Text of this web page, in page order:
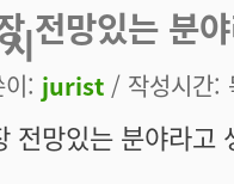
전망있는 분
: jurist / 작성시간
전망있는 분야라고